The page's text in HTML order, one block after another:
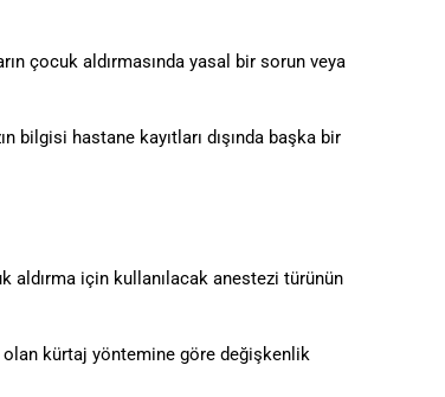
çocuk aldırmasında yasal bir sorun veya
bilgisi hastane kayıtları dışında başka bir
aldırma için kullanılacak anestezi türünün
olan kürtaj yöntemine göre değişkenlik